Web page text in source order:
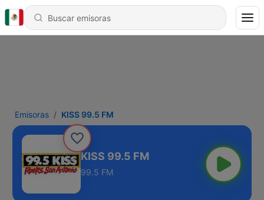
Emisoras KISS 99.5 FM
KISS 99.5 FM
99.5 FM